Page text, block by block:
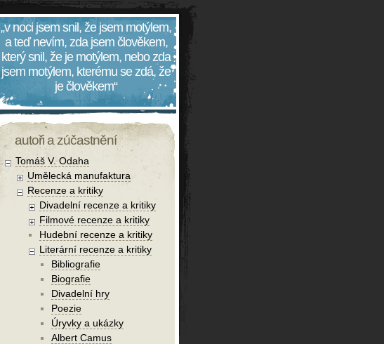
„v noci jsem snil, že jsem motýlem,
a teď nevím, zda jsem člověkem,
který snil, že je motýlem, nebo zda
jsem motýlem, kterému se zdá, že
je člověkem“
autoři a zúčastnění
Tomáš V. Odaha
Umělecká manufaktura
Recenze a kritiky
Divadelní recenze a kritiky
Filmové recenze a kritiky
Hudební recenze a kritiky
Literární recenze a kritiky
Bibliografie
Biografie
Divadelní hry
Poezie
Úryvky a ukázky
Albert Camus